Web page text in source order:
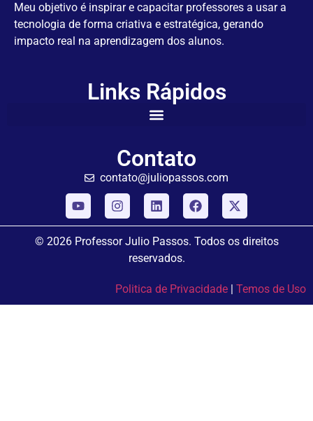
Meu objetivo é inspirar e capacitar professores a usar a
tecnologia de forma criativa e estratégica, gerando
impacto real na aprendizagem dos alunos.
Links Rápidos
Contato
contato@juliopassos.com
© 2026 Professor Julio Passos. Todos os direitos
reservados.
Politica de Privacidade Temos de Uso